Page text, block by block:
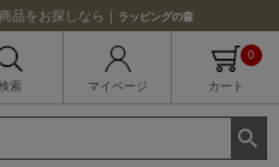
品をお探しなら｜ ラッピングの森
索 マイページ カート
0